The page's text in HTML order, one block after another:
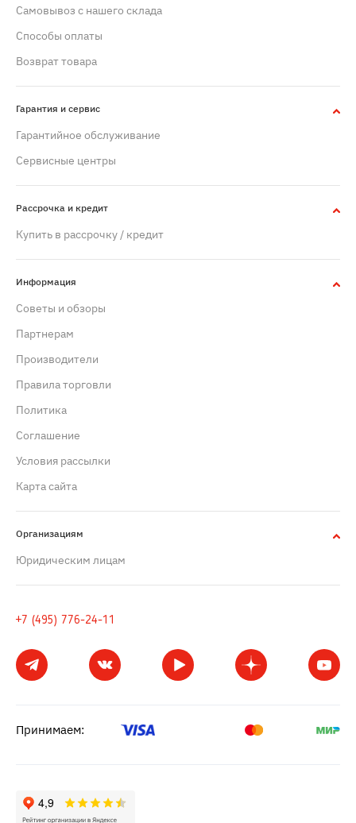
Самовывоз с нашего склада
Способы оплаты
Возврат товара
Гарантия и сервис
Гарантийное обслуживание
Сервисные центры
Рассрочка и кредит
Купить в рассрочку / кредит
Информация
Советы и обзоры
Партнерам
Производители
Правила торговли
Политика
Cоглашение
Условия рассылки
Карта сайта
Организациям
Юридическим лицам
+7 (495) 776-24-11
Принимаем: